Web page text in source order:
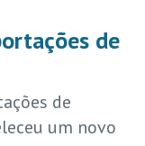
de
de
um novo